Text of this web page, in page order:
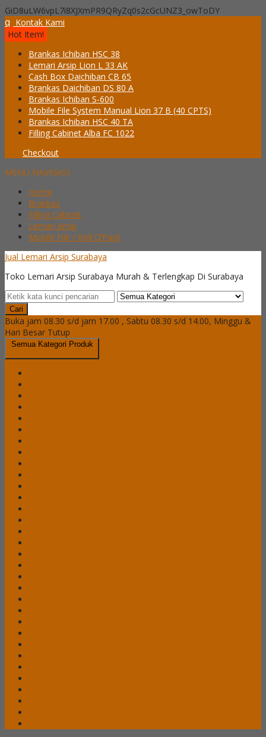
GiD8uLW6vpL7i8XJXmPR9QRyZq0s2cGcUNZ3_owToDY
q Kontak Kami
Hot Item!
Brankas Ichiban HSC 38
Lemari Arsip Lion L 33 AK
Cash Box Daichiban CB 65
Brankas Daichiban DS 80 A
Brankas Ichiban S-600
Mobile File System Manual Lion 37 B (40 CPTS)
Brankas Ichiban HSC 40 TA
Filling Cabinet Alba FC 1022
Checkout
MENU NAVIGASI
Home
Brankas
Filling Cabinet
Lemari Arsip
Mobile File / Roll O’Pack
Jual Lemari Arsip Surabaya
Toko Lemari Arsip Surabaya Murah & Terlengkap Di Surabaya
Cari
Buka jam 08.30 s/d jam 17.00 , Sabtu 08.30 s/d 14.00, Minggu &
Hari Besar Tutup
Semua Kategori Produk